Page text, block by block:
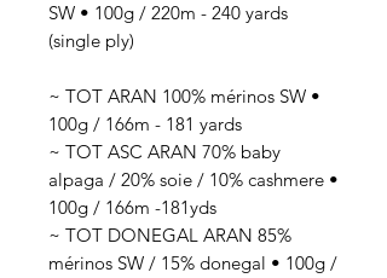
SW • 100g / 220m - 240 yards
(single ply)
~ TOT ARAN 100% mérinos SW •
100g / 166m - 181 yards
~ TOT ASC ARAN 70% baby
alpaga / 20% soie / 10% cashmere •
100g / 166m -181yds
~ TOT DONEGAL ARAN 85%
mérinos SW / 15% donegal • 100g /